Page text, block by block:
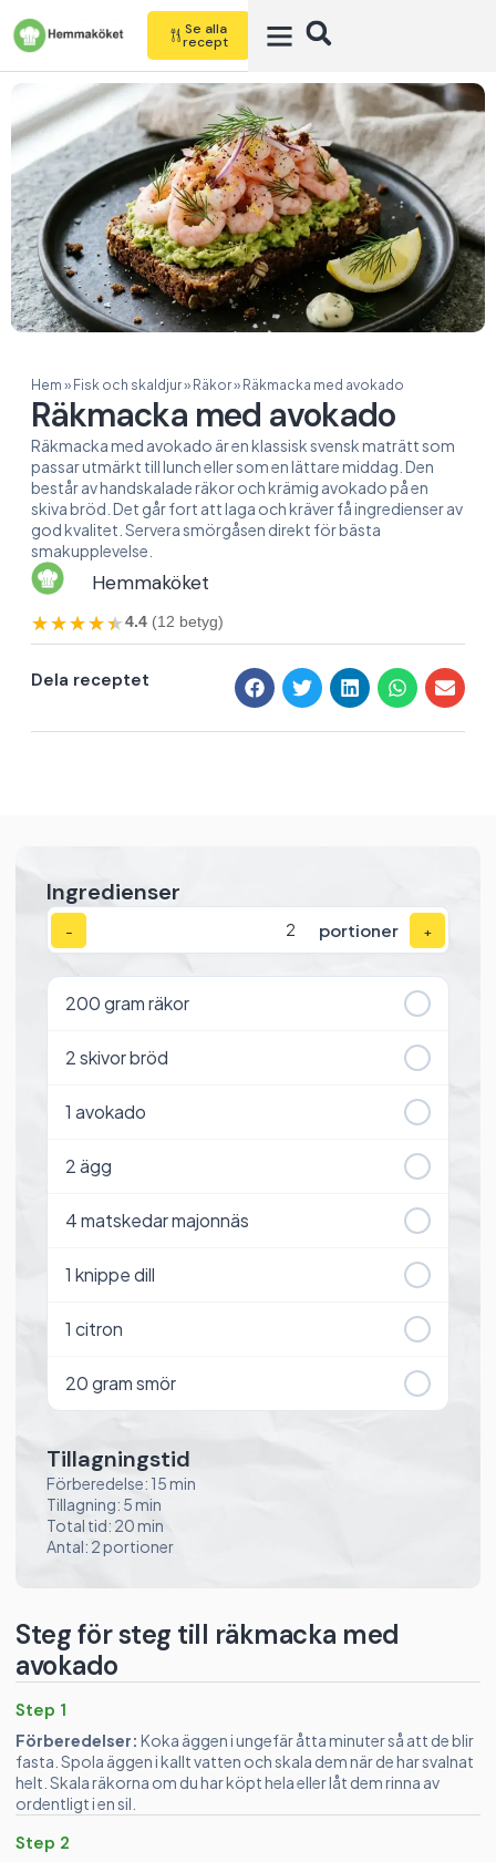
Se alla
recept
Hem » Fisk och skaldjur» Räkor» Räkmacka med avokado
Räkmacka med avokado
Räkmacka med avokado är en klassisk svensk maträtt som
passar utmärkt till lunch eller som en lättare middag. Den
består av handskalade räkor och krämig avokado på en
skiva bröd. Det går fort att laga och kräver få ingredienser av
god kvalitet. Servera smörgåsen direkt för bästa
smakupplevelse.
Hemmaköket
★★★★★
★★★★★4.4 (12 betyg)
Dela receptet
Steg för steg till räkmacka med
avokado
Step 1
Förberedelser: Koka äggen i ungefär åtta minuter så att de blir
fasta. Spola äggen i kallt vatten och skala dem när de har svalnat
helt. Skala räkorna om du har köpt hela eller låt dem rinna av
ordentligt i en sil.
Step 2
Ingredienser
− portioner +
200gram räkor
2skivor bröd
1 avokado
2ägg
4matskedar majonnäs
1 knippe dill
1 citron
20gram smör
Tillagningstid
Förberedelse: 15 min
Tillagning: 5 min
Total tid: 20 min
Antal: 2 portioner